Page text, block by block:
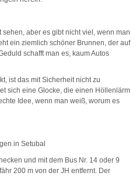
aber es gibt nicht viel, wenn man
ein ziemlich schöner Brunnen, der auf
schafft man es, kaum Autos
ist das mit Sicherheit nicht zu
sich eine Glocke, die einen Höllenlärm
Idee, wenn man weiß, worum es
in Setubal
und mit dem Bus Nr. 14 oder 9
200 m von der JH entfernt. Der